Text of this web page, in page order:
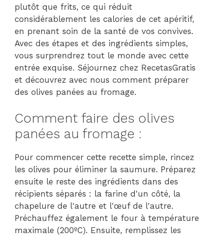
plutôt que frits, ce qui réduit
considérablement les calories de cet apéritif,
en prenant soin de la santé de vos convives.
Avec des étapes et des ingrédients simples,
vous surprendrez tout le monde avec cette
entrée exquise. Séjournez chez RecetasGratis
et découvrez avec nous comment préparer
des olives panées au fromage.
Comment faire des olives
panées au fromage :
Pour commencer cette recette simple, rincez
les olives pour éliminer la saumure. Préparez
ensuite le reste des ingrédients dans des
récipients séparés : la farine d'un côté, la
chapelure de l'autre et l'œuf de l'autre.
Préchauffez également le four à température
maximale (200ºC). Ensuite, remplissez les